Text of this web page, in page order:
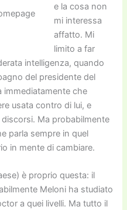
e la cosa non
mi interessa
affatto. Mi
limito a far
intelligenza, quando
del presidente del
immediatamente che
usata contro di lui, e
Ma probabilmente
parla sempre in quel
in mente di cambiare.
è proprio questa: il
Meloni ha studiato
a quei livelli. Ma tutto il